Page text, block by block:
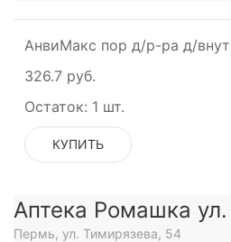
АнвиМакс пор д/р-ра д/
326.7 руб.
Остаток: 1 шт.
КУПИТЬ
Аптека Ромашка
Пермь, ул. Тимирязева, 54